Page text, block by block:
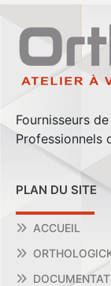
Fournisseurs
Professionnels
PLAN DU SITE
ACCUEIL